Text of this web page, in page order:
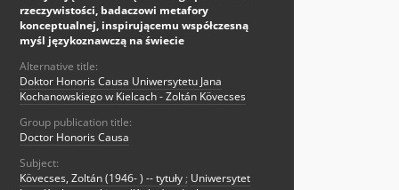
rzeczywistości, badaczowi metafory
konceptualnej, inspirującemu współczesną
myśl językoznawczą na świecie
Alternative title:
Doktor Honoris Causa Uniwersytetu Jana
Kochanowskiego w Kielcach - Zoltán Kövecses
Group publication title:
Doctor Honoris Causa
Subject:
Kövecses, Zoltán (1946- ) -- tytuły ; Uniwersytet